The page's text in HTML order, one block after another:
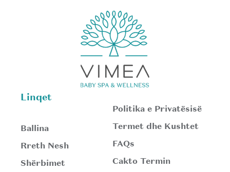
Linqet
Ballina
Rreth Nesh
Shërbimet
Politika e Privatësisë
Termet dhe Kushtet
FAQs
Cakto Termin